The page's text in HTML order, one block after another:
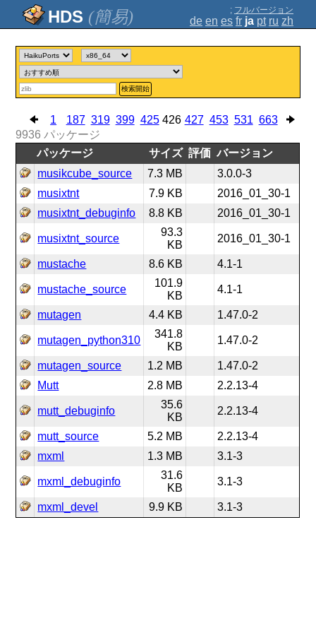
(簡易) ; フルバージョン
de en es fr ja pt ru zh
検索開始
1 187 319 399 425 426 427 453 531 663
9936 パッケージ
パッケージ
サイズ 評価 バージョン
musikcube_source
7.3 MB
3.0.0-3
musixtnt
7.9 KB
2016_01_30-1
musixtnt_debuginfo
8.8 KB 2016_01_30-1
musixtnt_source
93.3
KB
2016_01_30-1
mustache 8.6 KB 4.1-1
mustache_source
101.9
KB
4.1-1
mutagen 4.4 KB 1.47.0-2
mutagen_python310
341.8
KB
1.47.0-2
mutagen_source 1.2 MB
1.47.0-2
Mutt
2.8 MB 2.2.13-4
mutt_debuginfo
35.6
KB
2.2.13-4
mutt_source 5.2 MB
2.2.13-4
mxml
1.3 MB 3.1-3
mxml_debuginfo
31.6
KB
3.1-3
mxml_devel 9.9 KB 3.1-3